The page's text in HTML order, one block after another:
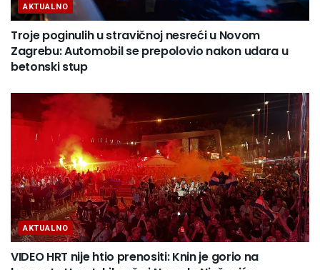
AKTUALNO
Troje poginulih u stravičnoj nesreći u Novom
Zagrebu: Automobil se prepolovio nakon udara u
betonski stup
AKTUALNO
VIDEO HRT nije htio prenositi: Knin je gorio na